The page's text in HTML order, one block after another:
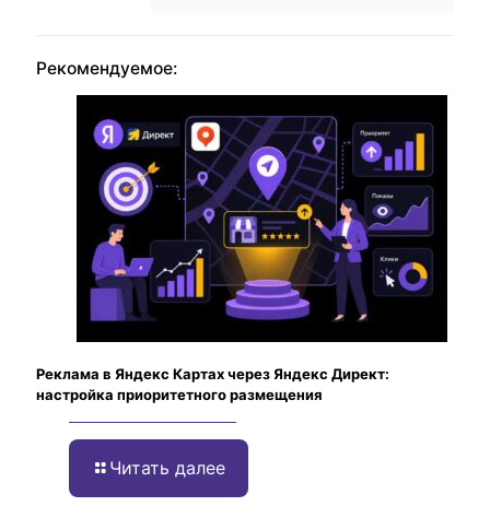
Рекомендуемое:
Реклама в Яндекс Картах через Яндекс Директ:
настройка приоритетного размещения
Читать далее